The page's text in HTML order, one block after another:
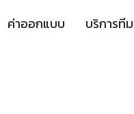
ค่าออกแบบ บริการที